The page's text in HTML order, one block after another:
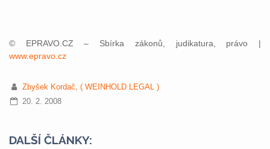
© EPRAVO.CZ – Sbírka zákonů, judikatura, právo |
www.epravo.cz
Zbyšek Kordač, ( WEINHOLD LEGAL )
20. 2. 2008
DALŠÍ ČLÁNKY: